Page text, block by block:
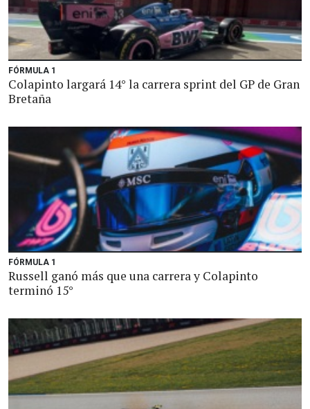
FÓRMULA 1
Colapinto largará 14° la carrera sprint del GP de Gran
Bretaña
FÓRMULA 1
Russell ganó más que una carrera y Colapinto
terminó 15°